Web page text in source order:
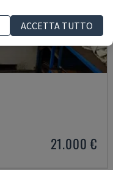
21.000 €
ACCETTA TUTTO